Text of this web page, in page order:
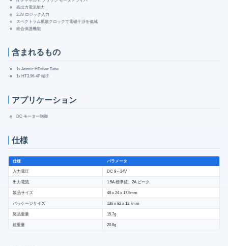
高出力電流能力
3.3V ロジック入力
スペクトラム拡散クロックで電磁干渉を低減
統合保護機能
含まれるもの
1x Atomic HDriver Base
1x HT3.96-4P 端子
アプリケーション
DC モーター制御
仕様
仕様 パラメータ
入力電圧 DC 9～24V
出力電流 1.5A 標準値、2A ピーク
製品サイズ 48 x 24 x 17.5mm
パッケージサイズ 136 x 92 x 13.7mm
製品重量 15.7g
総重量 20.8g